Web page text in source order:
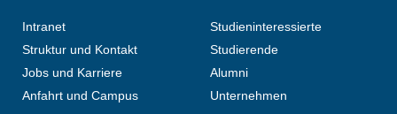
Intranet
Struktur und Kontakt
Jobs und Karriere
Anfahrt und Campus
Studieninteressierte
Studierende
Alumni
Unternehmen